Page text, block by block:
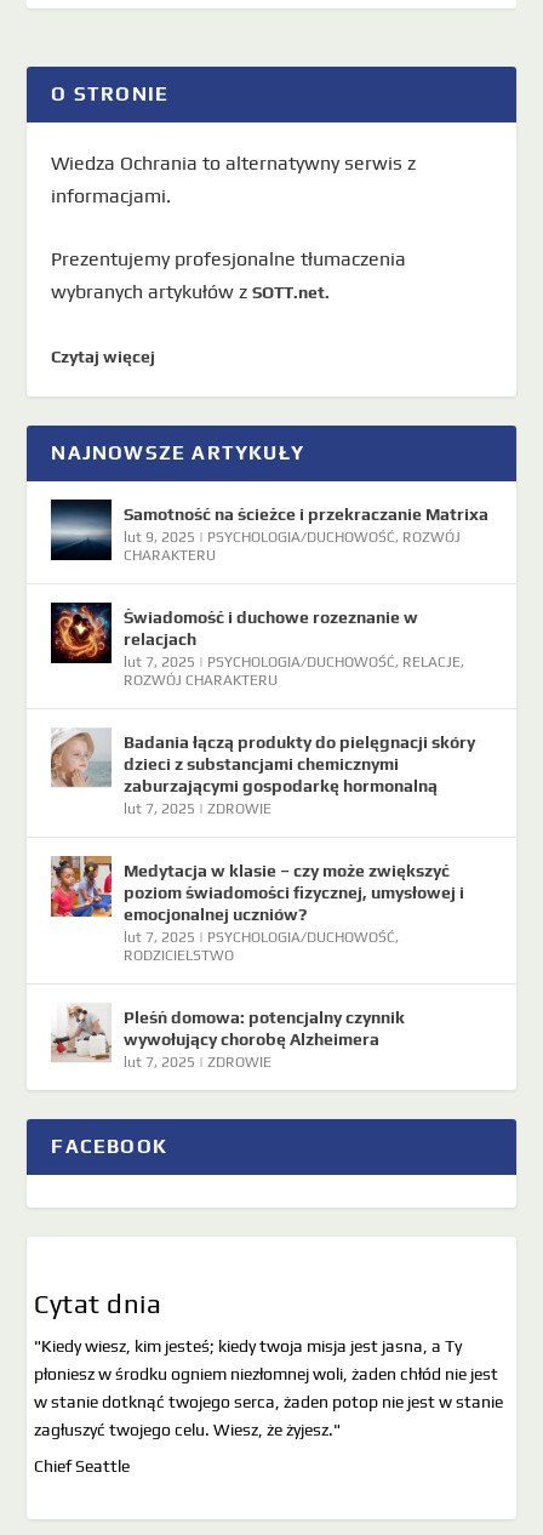
O STRONIE
Wiedza Ochrania to alternatywny serwis z
informacjami.
Prezentujemy profesjonalne tłumaczenia
wybranych artykułów zSOTT.net.
Czytaj więcej
NAJNOWSZE ARTYKUŁY
Samotność na ścieżce i przekraczanie Matrixa
lut 9, 2025 | PSYCHOLOGIA/DUCHOWOŚĆ, ROZWÓJ
CHARAKTERU
Świadomość i duchowe rozeznanie w
relacjach
lut 7, 2025 | PSYCHOLOGIA/DUCHOWOŚĆ, RELACJE,
ROZWÓJ CHARAKTERU
Badania łączą produkty do pielęgnacji skóry
dzieci z substancjami chemicznymi
zaburzającymi gospodarkę hormonalną
lut 7, 2025 |ZDROWIE
Medytacja w klasie – czy może zwiększyć
poziom świadomości fizycznej, umysłowej i
emocjonalnej uczniów?
lut 7, 2025 | PSYCHOLOGIA/DUCHOWOŚĆ,
RODZICIELSTWO
Pleśń domowa: potencjalny czynnik
wywołujący chorobę Alzheimera
lut 7, 2025 |ZDROWIE
FACEBOOK
Cytat dnia
"Kiedy wiesz, kim jesteś; kiedy twoja misja jest jasna, a Ty
płoniesz w środku ogniem niezłomnej woli, żaden chłód nie jest
w stanie dotknąć twojego serca, żaden potop nie jest w stanie
zagłuszyć twojego celu. Wiesz, że żyjesz."
Chief Seattle